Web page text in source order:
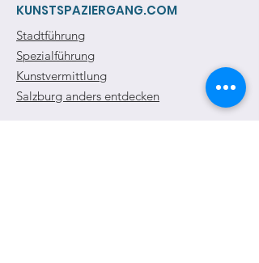
KUNSTSPAZIERGANG.COM
Stadtführung
Spezialführung
Kunstvermittlung
Salzburg anders entdecken